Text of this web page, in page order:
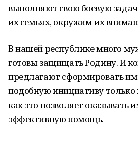
выполняют свою боевую
их семьях, окружим их
В нашей республике много
готовы защищать Родину. И
предлагают сформировать
подобную инициативу только
как это позволяет оказывать
эффективную помощь.